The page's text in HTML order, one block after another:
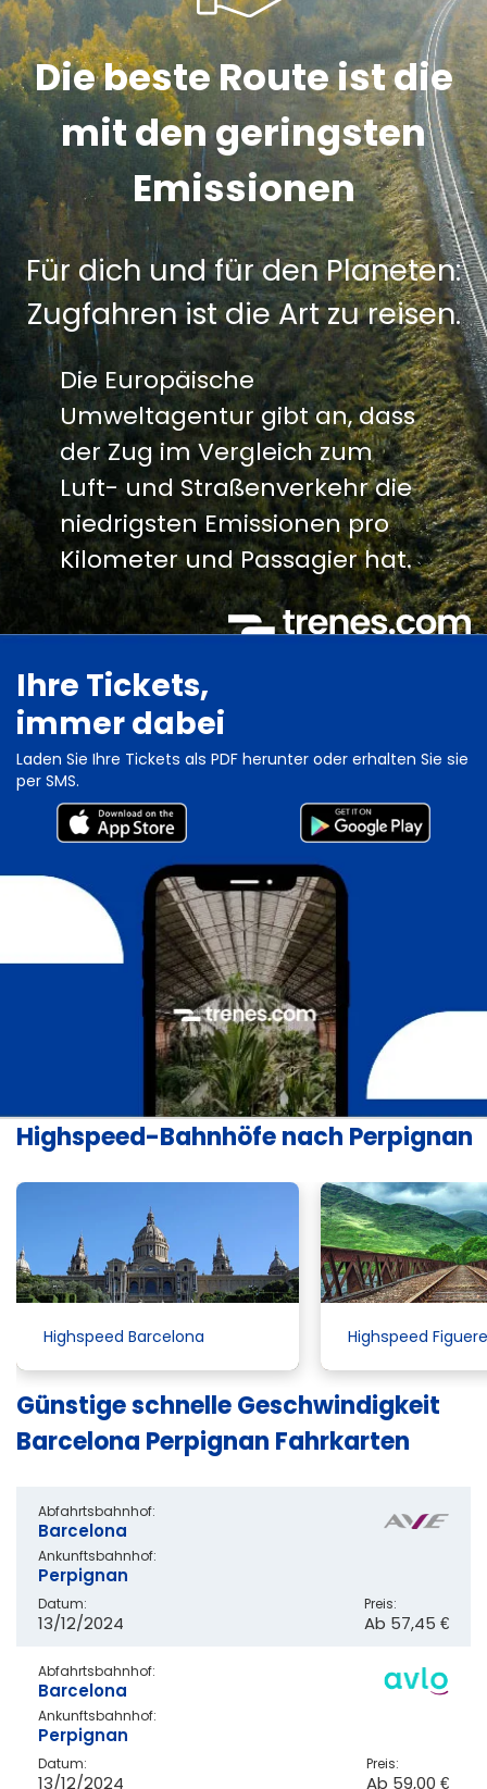
Die beste Route ist die
mit den geringsten
Emissionen
Für dich und für den Planeten:
Zugfahren ist die Art zu reisen.
Die Europäische
Umweltagentur gibt an, dass
der Zug im Vergleich zum
Luft- und Straßenverkehr die
niedrigsten Emissionen pro
Kilometer und Passagier hat.
Ihre Tickets,
immer dabei
Laden Sie Ihre Tickets als PDF herunter oder erhalten Sie sie
per SMS.
Highspeed-Bahnhöfe nach Perpignan
Highspeed Barcelona Highspeed
Günstige schnelle Geschwindigkeit
Barcelona Perpignan Fahrkarten
Abfahrtsbahnhof:
Barcelona
Ankunftsbahnhof:
Perpignan
Datum:
13/12/2024
Preis:
Ab 57,45 €
Abfahrtsbahnhof:
Barcelona
Ankunftsbahnhof:
Perpignan
Datum:
13/12/2024
Preis:
Ab 59,00 €